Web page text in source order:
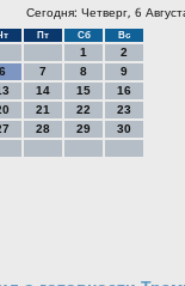
Сегодня: Четверг, 6
Пт Сб Вс
1
2
6 7 8
9
14 15
16
21 22
23
28 29
30